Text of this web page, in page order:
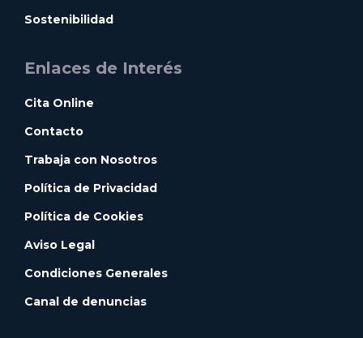
Sostenibilidad
Enlaces de Interés
Cita Online
Contacto
Trabaja con Nosotros
Política de Privacidad
Política de Cookies
Aviso Legal
Condiciones Generales
Canal de denuncias